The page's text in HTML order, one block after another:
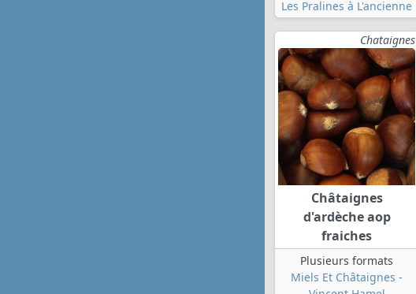
Les Pralines à L'ancienne
Chataignes
Châtaignes
d'ardèche aop
fraiches
Plusieurs formats
Miels Et Châtaignes -